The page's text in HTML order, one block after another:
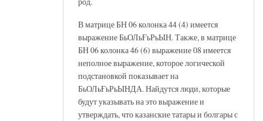
В матрице БН 06 колонка 44 (4) имеется
выражение БьОЛьҒьРьЫН. Также, в матрице
БН 06 колонка 46 (6) выражение 08 имеется
неполное выражение, которое логической
подстановкой показывает на
БьОЛьҒьРьЫНДА. Найдутся люди, которые
будут указывать на это выражение и
утверждать, что казанские татары и болгары с